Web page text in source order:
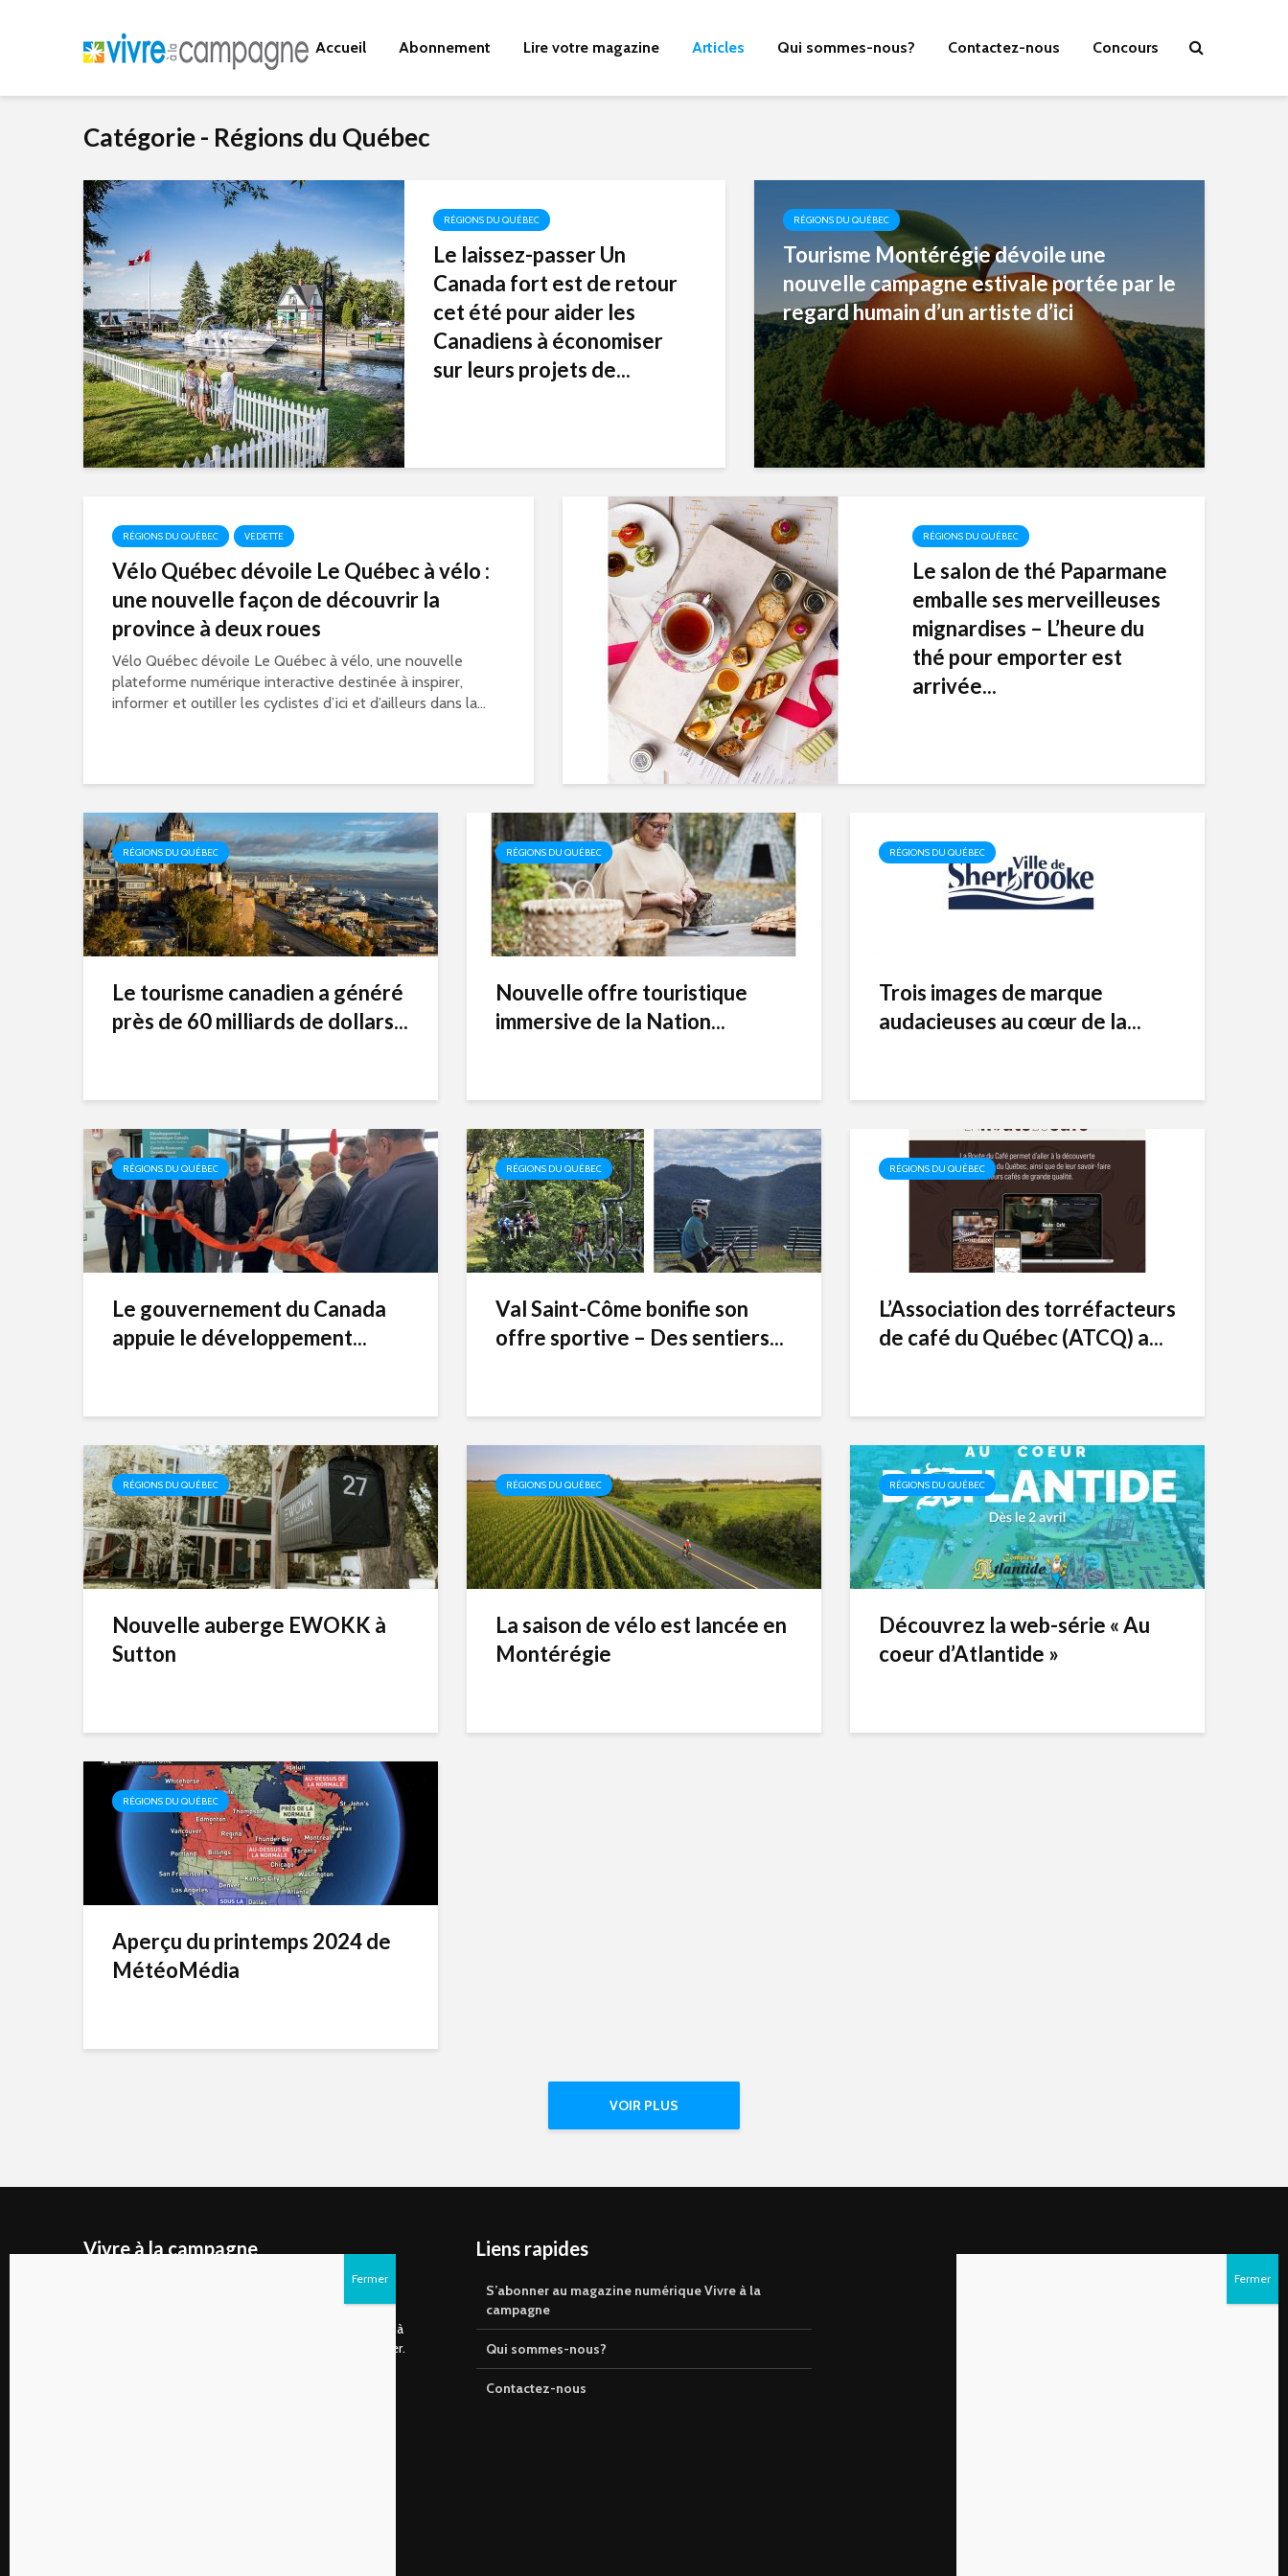
Accueil Abonnement Lire votre magazine Articles Qui sommes-nous? Contactez-nous Concours
Catégorie - Régions du Québec
RÉGIONS DU QUÉBEC
Le laissez-passer Un
Canada fort est de retour
cet été pour aider les
Canadiens à économiser
sur leurs projets de...
RÉGIONS DU QUÉBEC
Tourisme Montérégie dévoile une
nouvelle campagne estivale portée par le
regard humain d’un artiste d’ici
RÉGIONS DU QUÉBEC VEDETTE
Vélo Québec dévoile Le Québec à vélo :
une nouvelle façon de découvrir la
province à deux roues
Vélo Québec dévoile Le Québec à vélo, une nouvelle
plateforme numérique interactive destinée à inspirer,
informer et outiller les cyclistes d’ici et d’ailleurs dans la...
RÉGIONS DU QUÉBEC
Le salon de thé Paparmane
emballe ses merveilleuses
mignardises – L’heure du
thé pour emporter est
arrivée...
RÉGIONS DU QUÉBEC
Le tourisme canadien a généré
près de 60 milliards de dollars...
RÉGIONS DU QUÉBEC
Nouvelle offre touristique
immersive de la Nation...
RÉGIONS DU QUÉBEC
Trois images de marque
audacieuses au cœur de la...
RÉGIONS DU QUÉBEC
Le gouvernement du Canada
appuie le développement...
RÉGIONS DU QUÉBEC
Val Saint-Côme bonifie son
offre sportive – Des sentiers...
RÉGIONS DU QUÉBEC
L’Association des torréfacteurs
de café du Québec (ATCQ) a...
RÉGIONS DU QUÉBEC
Nouvelle auberge EWOKK à
Sutton
RÉGIONS DU QUÉBEC
La saison de vélo est lancée en
Montérégie
RÉGIONS DU QUÉBEC
Découvrez la web-série « Au
coeur d’Atlantide »
RÉGIONS DU QUÉBEC
Aperçu du printemps 2024 de
MétéoMédia
VOIR PLUS
Vivre à la campagne
magazine numérique publié deux fois par année qui
s’adresse d’abord aux gens de plus en plus nombreux à
choisir de vivre à la campagne ou à rêver de s’y installer.
Liens rapides
S’abonner au magazine numérique Vivre à la
campagne
Qui sommes-nous?
Contactez-nous